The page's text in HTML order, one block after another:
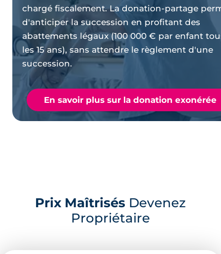
chargé fiscalement. La donation-partage
d'anticiper la succession en profitant des
abattements légaux (100 000 € par enfant
les 15 ans), sans attendre le règlement d'une
succession.
En savoir plus sur la donation exonérée
Prix Maîtrisés Devenez
Propriétaire